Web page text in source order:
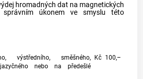
hromadných dat na magnetických
správním úkonem ve smyslu této
výstředního, směšného,
nebo na předešlé
Kč 100,–